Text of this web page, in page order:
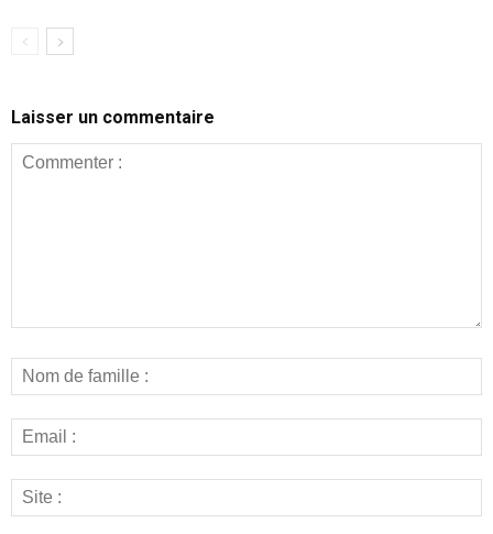
Laisser un commentaire